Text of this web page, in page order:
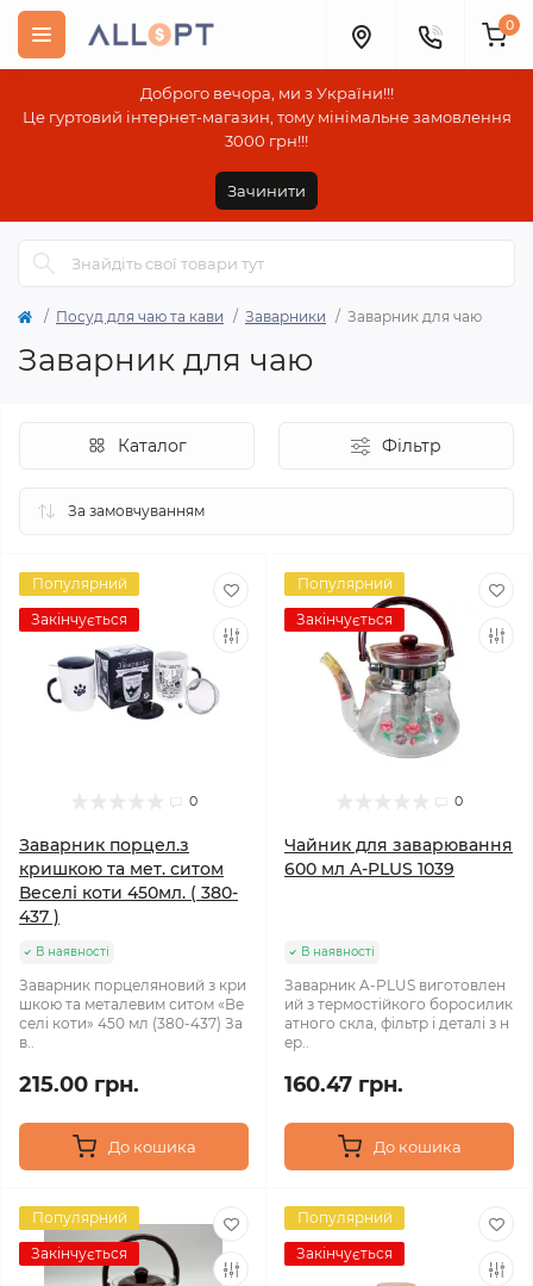
Доброго вечора, ми з України!!!
Це гуртовий інтернет-магазин, тому мінімальне замовлення
3000 грн!!!
Зачинити
0
Посуд для чаю та кави Заварники Заварник для чаю
Заварник для чаю
Каталог Фільтр
Популярний
Закінчується
0
Заварник порцел.з
кришкою та мет. ситом
Веселі коти 450мл. ( 380-
437 )
В наявності
Заварник порцеляновий з кри
шкою та металевим ситом «Ве
селі коти» 450 мл (380-437) За
в..
215.00 грн.
До кошика
Популярний
Закінчується
0
Чайник для заварювання
600 мл A-PLUS 1039
В наявності
Заварник A-PLUS виготовлен
ий з термостійкого боросилик
атного скла, фільтр і деталі з н
ер..
160.47 грн.
До кошика
Популярний
Закінчується
Популярний
Закінчується